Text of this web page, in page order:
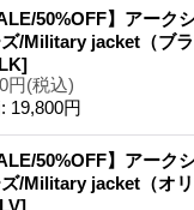
50%OFF】アーク
ズ/Military jacket（ブラ
円(税込)
: 19,800円
50%OFF】アーク
ズ/Military jacket（オリ